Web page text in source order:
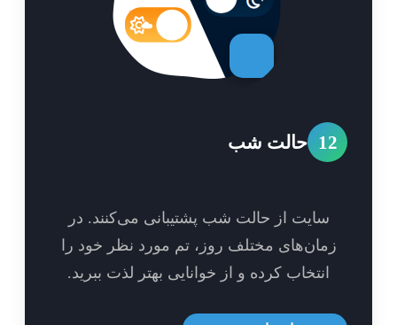
حالت شب
سایت از حالت شب پشتیبانی می‌کنند. در
مختلف روز، تم مورد نظر خود را
انتخاب کرده و از خوانایی بهتر لذت ببرید.